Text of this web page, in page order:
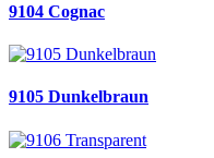
9104 Cognac
9105 Dunkelbraun